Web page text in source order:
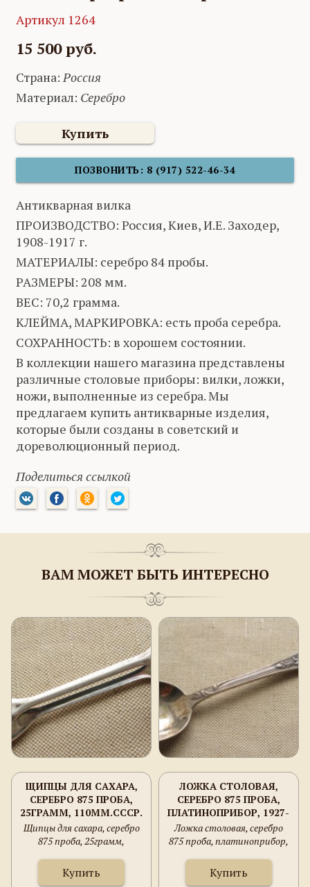
Артикул 1264
15 500 руб.
Страна:Россия
Материал: Серебро
Купить
ПОЗВОНИТЬ: 8 (917) 522-46-34
Антикварная вилка
ПРОИЗВОДСТВО: Россия, Киев, И.Е. Заходер,
1908-1917 г.
МАТЕРИАЛЫ: серебро 84 пробы.
РАЗМЕРЫ: 208 мм.
ВЕС: 70,2 грамма.
КЛЕЙМА, МАРКИРОВКА: есть проба серебра.
СОХРАННОСТЬ: в хорошем состоянии.
В коллекции нашего магазина представлены
различные столовые приборы: вилки, ложки,
ножи, выполненные из серебра. Мы
предлагаем купить антикварные изделия,
которые были созданы в советский и
дореволюционный период.
Поделиться ссылкой
ВАМ МОЖЕТ БЫТЬ ИНТЕРЕСНО
ЩИПЦЫ ДЛЯ САХАРА,
СЕРЕБРО 875 ПРОБА,
25ГРАММ, 110ММ.СССР.
Щипцы для сахара, серебро
875 проба, 25грамм,
Купить
ЛОЖКА СТОЛОВАЯ,
СЕРЕБРО 875 ПРОБА,
ПЛАТИНОПРИБОР, 1927-
1946Г., МОСКВА, 81.8
ГРАММА, 213ММ.
Ложка столовая, серебро
875 проба, платиноприбор,
грамма, 213мм.
Купить